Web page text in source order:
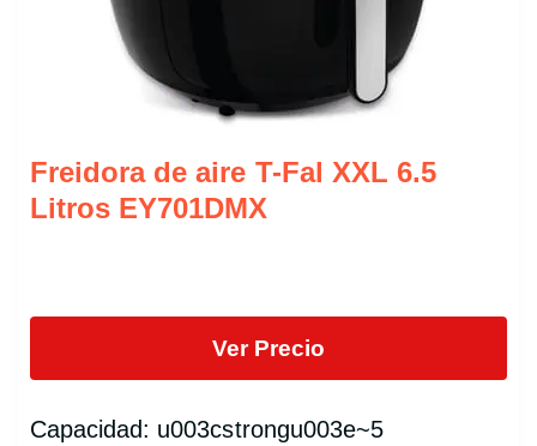
Freidora de aire T-Fal XXL 6.5
Litros EY701DMX
Ver Precio
Capacidad: u003cstrongu003e~5